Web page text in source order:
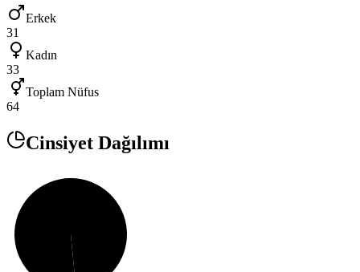
Erkek
31
Kadın
33
Toplam Nüfus
64
Cinsiyet Dağılımı